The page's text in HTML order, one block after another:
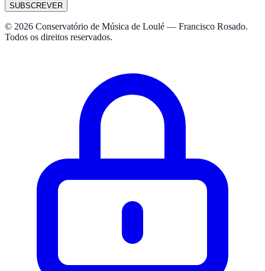
SUBSCREVER
© 2026 Conservatório de Música de Loulé — Francisco Rosado.
Todos os direitos reservados.